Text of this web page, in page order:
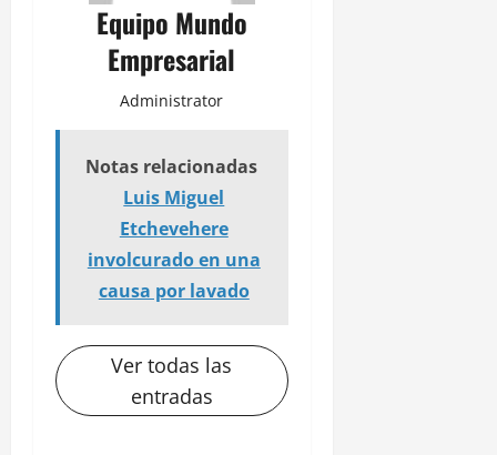
Equipo Mundo
Empresarial
Administrator
Notas relacionadas
Luis Miguel
Etchevehere
involcurado en una
causa por lavado
Ver todas las
entradas